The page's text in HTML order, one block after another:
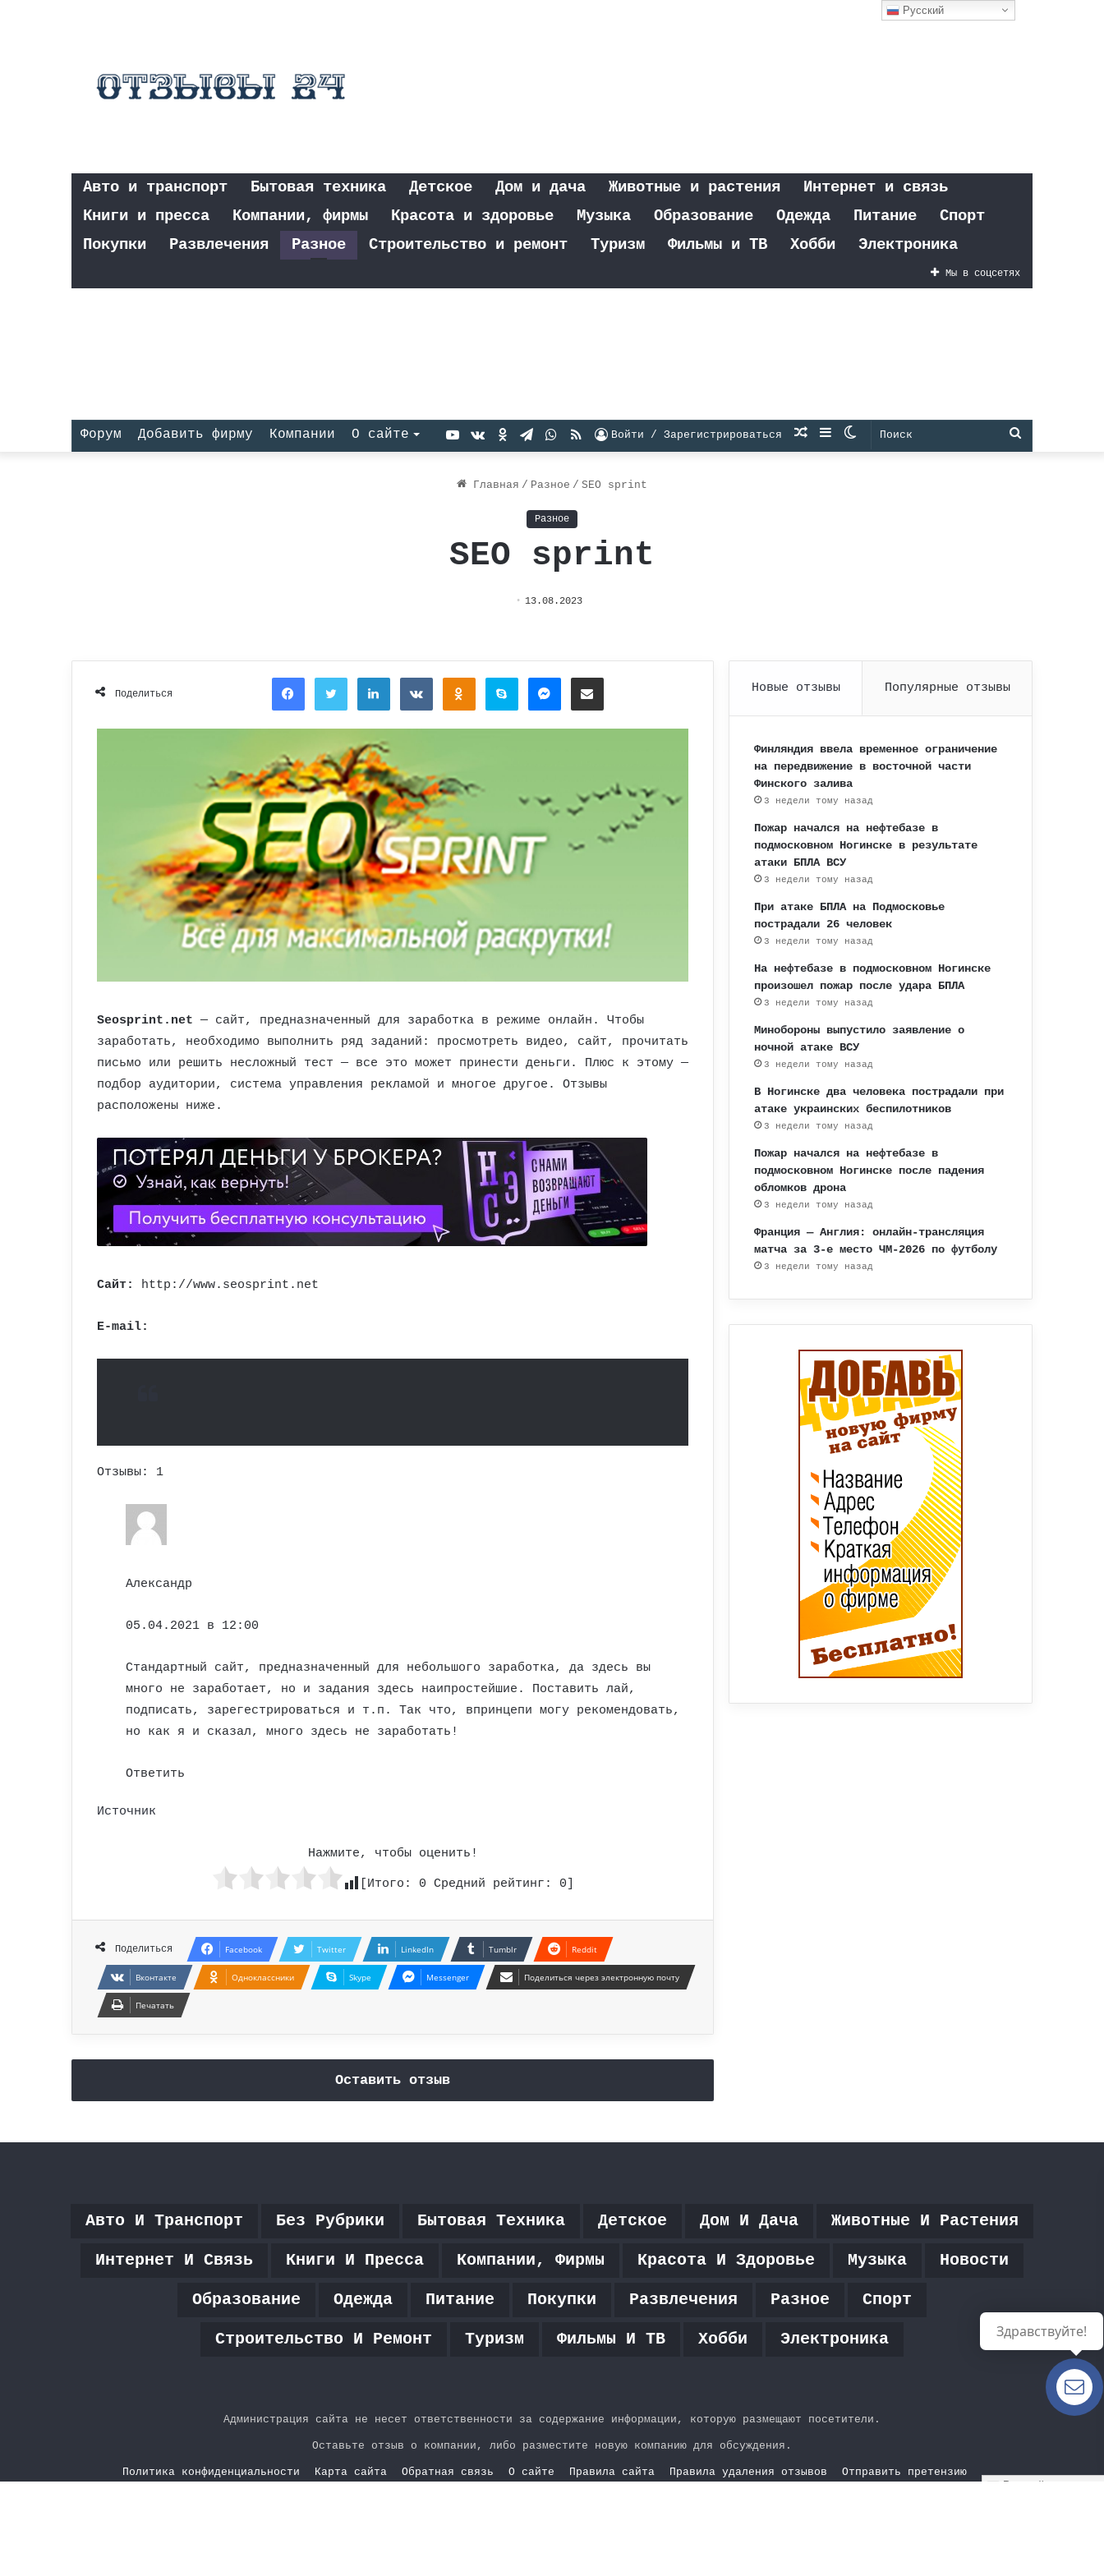
Авто и транспорт Бытовая техника Детское Дом и дача Животные и растения
Интернет и связь
Книги и пресса
Компании, фирмы Красота и здоровье Музыка Образование Одежда Питание
Спорт
Покупки
Развлечения Разное Строительство и ремонт Туризм Фильмы и ТВ Хобби Электроника
Мы в соцсетях
Форум Добавить фирму Компании О сайте Поиск
Switch
Sidebar
Случайная
Войти / Зарегистрироваться
RSS
WhatsApp
Telegram
Одноклассники
vk.com
YouTube
Главная / Разное / SEO sprint
Разное
SEO sprint
13.08.2023
Поделиться
FacebookTwitterLinkedInВконтактеОдноклассники
Skype MessengerПоделиться через электронную почту
Seosprint.net — сайт, предназначенный для заработка в режиме онлайн. Чтобы
заработать, необходимо выполнить ряд заданий: просмотреть видео, сайт, прочитать
письмо или решить несложный тест — все это может принести деньги. Плюс к этому —
подбор аудитории, система управления рекламой и многое другое. Отзывы
расположены ниже.
Cайт: http://www.seosprint.net
E-mail:
Отзывы: 1
Александр
05.04.2021 в 12:00
Стандартный сайт, предназначенный для небольшого заработка, да здесь вы
много не заработает, но и задания здесь наипростейшие. Поставить лай,
подписать, зарегестрироваться и т.п. Так что, впринцепи могу рекомендовать,
но как я и сказал, много здесь не заработать!
Ответить
Источник
Нажмите, чтобы оценить!
[Итого: 0 Средний рейтинг: 0
Поделиться Facebook Twitter LinkedIn Tumblr Reddit
Вконтакте Одноклассники Skype Messenger Поделиться через электронную почту
Печатать
Оставить отзыв
Новые отзывы Популярные отзывы
Финляндия ввела временное ограничение
на передвижение в восточной части
Финского залива
3 недели тому назад
Пожар начался на нефтебазе в
подмосковном Ногинске в результате
атаки БПЛА ВСУ
3 недели тому назад
При атаке БПЛА на Подмосковье
пострадали 26 человек
3 недели тому назад
На нефтебазе в подмосковном Ногинске
произошел пожар после удара БПЛА
3 недели тому назад
Минобороны выпустило заявление о
ночной атаке ВСУ
3 недели тому назад
В Ногинске два человека пострадали при
атаке украинских беспилотников
3 недели тому назад
Пожар начался на нефтебазе в
подмосковном Ногинске после падения
обломков дрона
3 недели тому назад
Франция — Англия: онлайн-трансляция
матча за 3-е место ЧМ-2026 по футболу
3 недели тому назад
Авто И Транспорт Без Рубрики Бытовая Техника Детское Дом И Дача Животные И Растения
Интернет И Связь Книги И Пресса Компании, Фирмы Красота И Здоровье Музыка Новости
Образование Одежда Питание Покупки Развлечения Разное Спорт
Строительство И Ремонт Туризм Фильмы И ТВ Хобби Электроника
Администрация сайта не несет ответственности за содержание информации, которую размещают посетители.
Оставьте отзыв о компании, либо разместите новую компанию для обсуждения.
Политика конфиденциальности Карта сайта Обратная связь О сайте Правила сайта Правила удаления отзывов
Отправить претензию
Русский
Русский
Есть
вопросы?
Здравствуйте!